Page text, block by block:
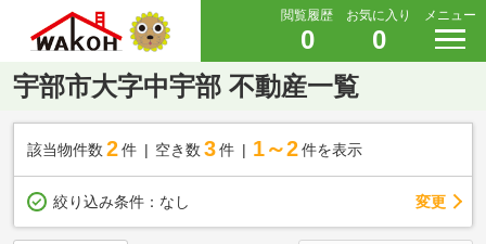
閲覧履歴
0
お気に入り
0
メニュー
宇部市大字中宇部 不動産一覧
該当物件数 2件 空き数 3 件 1～2 件を表示
絞り込み条件： なし 変更